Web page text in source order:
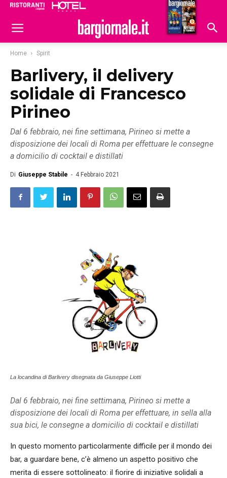
Hoteldomani
Home Spirit
Barlivery, il delivery
solidale di Francesco
Pirineo
Dal 6 febbraio, nei fine settimana, Pirineo si mette a
disposizione dei locali di Roma per effettuare le consegne
a domicilio di cocktail e distillati
Di Giuseppe Stabile - 4 Febbraio 2021
La locandina di Barlivery disegnata da Giuseppe Liotti
Dal 6 febbraio, nei fine settimana, Pirineo si mette a
disposizione dei locali di Roma per effettuare, in sella alla
sua bici, le consegne a domicilio di cocktail e distillati
In questo momento particolarmente difficile per il mondo dei
bar, a guardare bene, c’è almeno un aspetto positivo che
merita di essere sottolineato: il fiorire di iniziative solidali a